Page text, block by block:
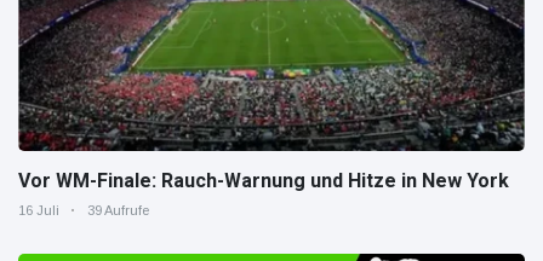
Vor WM-Finale: Rauch-Warnung und Hitze in New York
16 Juli 39 Aufrufe